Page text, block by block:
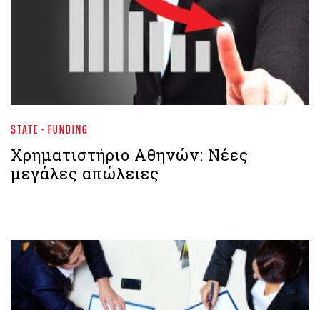
STATE - FUNDING
Χρηματιστήριο Aθηνών: Νέες
μεγάλες απώλειες